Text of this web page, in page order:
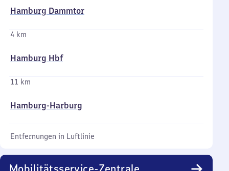
Hamburg Dammtor
4 km
Hamburg Hbf
11 km
Hamburg-Harburg
Entfernungen in Luftlinie